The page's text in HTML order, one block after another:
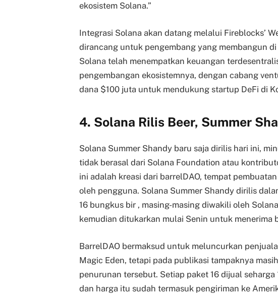
ekosistem Solana.”
Integrasi Solana akan datang melalui Fireblocks’
dirancang untuk pengembang yang membangun di
Solana telah menempatkan keuangan
pengembangan ekosistemnya, dengan cabang
dana $100 juta untuk mendukung startup DeFi di
4. Solana Rilis Beer, Summer
Solana Summer Shandy baru saja dirilis hari ini,
tidak berasal dari Solana Foundation atau
ini adalah kreasi dari barrelDAO, tempat
oleh pengguna. Solana Summer Shandy dirilis
16 bungkus bir , masing-masing diwakili oleh
kemudian ditukarkan mulai Senin untuk menerima
BarrelDAO bermaksud untuk meluncurkan
Magic Eden, tetapi pada publikasi tampaknya
penurunan tersebut. Setiap paket 16 dijual
dan harga itu sudah termasuk pengiriman ke